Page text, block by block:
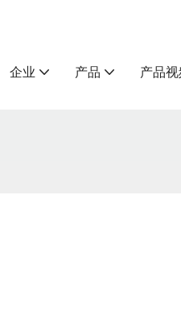
企业 产品 产品视